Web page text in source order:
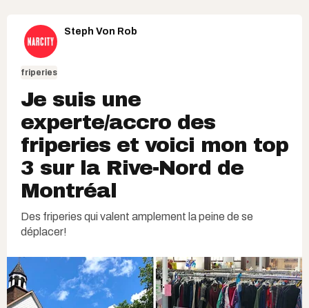
Steph Von Rob
friperies
Je suis une
experte/accro des
friperies et voici mon top
3 sur la Rive-Nord de
Montréal
Des friperies qui valent amplement la peine de se
déplacer!